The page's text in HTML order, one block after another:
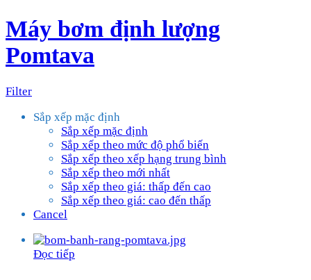
Máy bơm định lượng
Pomtava
Filter
Sắp xếp mặc định
Sắp xếp mặc định
Sắp xếp theo mức độ phổ biến
Sắp xếp theo xếp hạng trung bình
Sắp xếp theo mới nhất
Sắp xếp theo giá: thấp đến cao
Sắp xếp theo giá: cao đến thấp
Cancel
Đọc tiếp